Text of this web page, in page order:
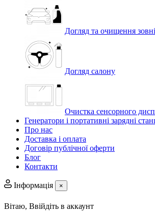
Догляд та очищення зовні
Догляд салону
Очистка сенсорного
Генератори і портативні зарядні
Про нас
Доставка і оплата
Договір публічної оферти
Блог
Контакти
Інформація ×
Вітаю, Ввійдіть в аккаунт